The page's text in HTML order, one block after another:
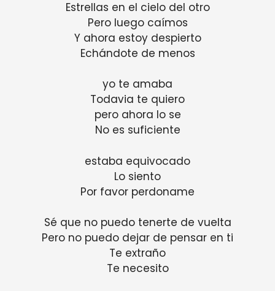
Estrellas en el cielo del otro
Pero luego caímos
Y ahora estoy despierto
Echándote de menos
yo te amaba
Todavia te quiero
pero ahora lo se
No es suficiente
estaba equivocado
Lo siento
Por favor perdoname
Sé que no puedo tenerte de vuelta
Pero no puedo dejar de pensar en ti
Te extraño
Te necesito